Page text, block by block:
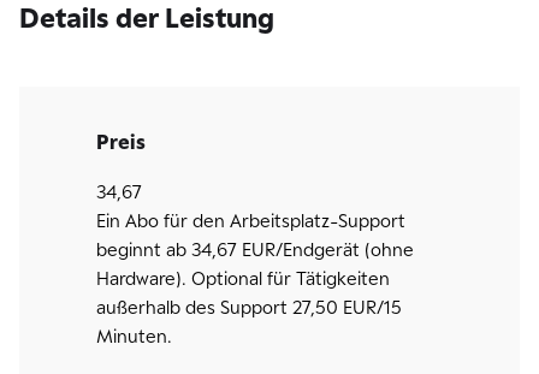
Details der Leistung
Preis
34,67
Ein Abo für den Arbeitsplatz-Support
beginnt ab 34,67 EUR/Endgerät (ohne
Hardware). Optional für Tätigkeiten
außerhalb des Support 27,50 EUR/15
Minuten.